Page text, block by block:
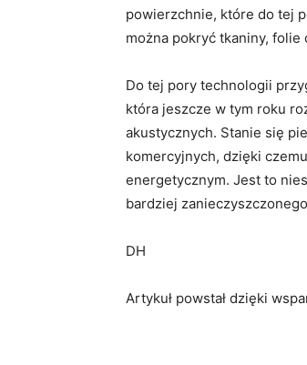
powierzchnie, które do tej
można pokryć tkaniny, folie
Do tej pory technologii
która jeszcze w tym roku
akustycznych. Stanie się
komercyjnych, dzięki
energetycznym. Jest to
bardziej
DH
Artykuł powstał dzięki